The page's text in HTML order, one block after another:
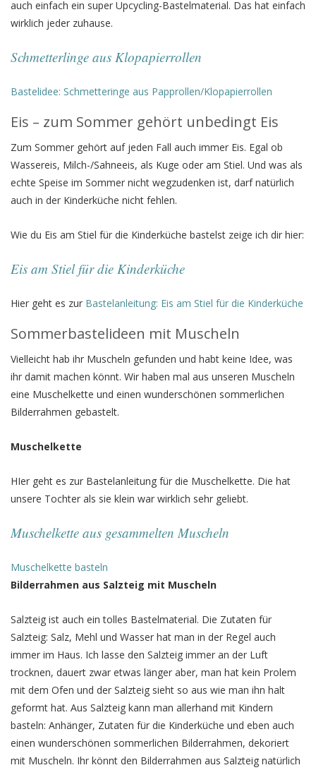
auch einfach ein super Upcycling-Bastelmaterial. Das hat einfach
wirklich jeder zuhause.
Schmetterlinge aus Klopapierrollen
Bastelidee: Schmetteringe aus Papprollen/Klopapierrollen
Eis – zum Sommer gehört unbedingt Eis
Zum Sommer gehört auf jeden Fall auch immer Eis. Egal ob
Wassereis, Milch-/Sahneeis, als Kuge oder am Stiel. Und was als
echte Speise im Sommer nicht wegzudenken ist, darf natürlich
auch in der Kinderküche nicht fehlen.
Wie du Eis am Stiel für die Kinderküche bastelst zeige ich dir hier:
Eis am Stiel für die Kinderküche
Hier geht es zur Bastelanleitung: Eis am Stiel für die Kinderküche
Sommerbastelideen mit Muscheln
Vielleicht hab ihr Muscheln gefunden und habt keine Idee, was
ihr damit machen könnt. Wir haben mal aus unseren Muscheln
eine Muschelkette und einen wunderschönen sommerlichen
Bilderrahmen gebastelt.
Muschelkette
HIer geht es zur Bastelanleitung für die Muschelkette. Die hat
unsere Tochter als sie klein war wirklich sehr geliebt.
Muschelkette aus gesammelten Muscheln
Muschelkette basteln
Bilderrahmen aus Salzteig mit Muscheln
Salzteig ist auch ein tolles Bastelmaterial. Die Zutaten für
Salzteig: Salz, Mehl und Wasser hat man in der Regel auch
immer im Haus. Ich lasse den Salzteig immer an der Luft
trocknen, dauert zwar etwas länger aber, man hat kein Prolem
mit dem Ofen und der Salzteig sieht so aus wie man ihn halt
geformt hat. Aus Salzteig kann man allerhand mit Kindern
basteln: Anhänger, Zutaten für die Kinderküche und eben auch
einen wunderschönen sommerlichen Bilderrahmen, dekoriert
mit Muscheln. Ihr könnt den Bilderrahmen aus Salzteig natürlich